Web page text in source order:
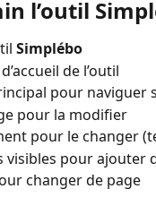
l’outil
Simplébo
de l’outil
pour naviguer
pour la modifier
pour le changer
visibles pour ajouter
changer de page